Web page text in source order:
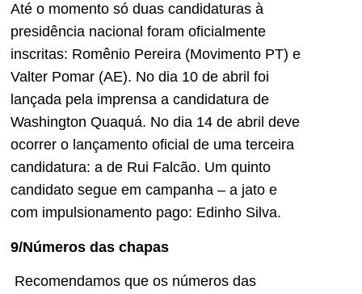
Até o momento só duas candidaturas à
presidência nacional foram oficialmente
inscritas: Romênio Pereira (Movimento PT) e
Valter Pomar (AE). No dia 10 de abril foi
lançada pela imprensa a candidatura de
Washington Quaquá. No dia 14 de abril deve
ocorrer o lançamento oficial de uma terceira
candidatura: a de Rui Falcão. Um quinto
candidato segue em campanha – a jato e
com impulsionamento pago: Edinho Silva.
9/Números das chapas
Recomendamos que os números das